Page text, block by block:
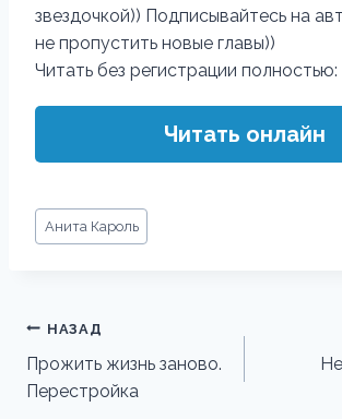
звездочкой)) Подписывайтесь на
не пропустить новые главы))
Читать без регистрации полностью:
Читать онлайн
Метки
записи:
Анита Кароль
Навигация
по
записям
НАЗАД
Прожить жизнь заново.
Перестройка